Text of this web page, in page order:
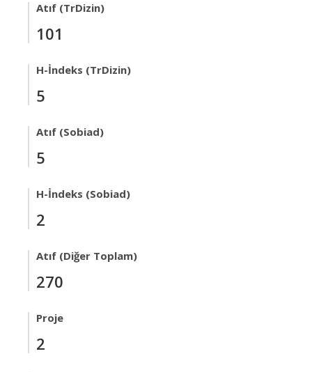
Atıf (TrDizin)
101
H-İndeks (TrDizin)
5
Atıf (Sobiad)
5
H-İndeks (Sobiad)
2
Atıf (Diğer Toplam)
270
Proje
2